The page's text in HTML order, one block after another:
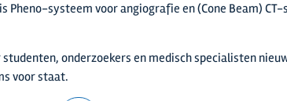
systeem voor angiografie en (Cone Beam)
onderzoekers en medisch specialisten
voor staat.